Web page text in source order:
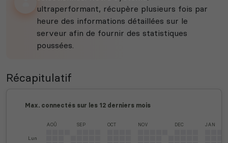
ultraperformant, récupère plusieurs fois par
heure des informations détaillées sur le
serveur afin de fournir des statistiques
poussées.
Récapitulatif
Max. connectés sur les 12 derniers mois
Lun
AOÛ SEP OCT NOV DEC JAN